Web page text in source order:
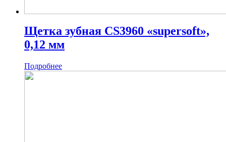
Щетка зубная CS3960 «supersoft»,
0,12 мм
Подробнее